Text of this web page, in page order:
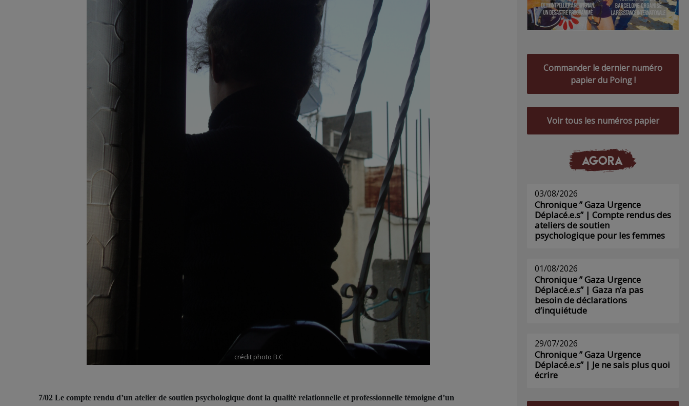
crédit photo B.C
7/02 Le compte rendu d’un atelier de soutien psychologique dont la qualité relationnelle et professionnelle témoigne d’un
Commander le dernier numéro
papier du Poing !
Voir tous les numéros papier
AGORA
03/08/2026
Chronique ” Gaza Urgence
Déplacé.e.s” | Compte rendus des
ateliers de soutien
psychologique pour les femmes
01/08/2026
Chronique ” Gaza Urgence
Déplacé.e.s” | Gaza n’a pas
besoin de déclarations
d’inquiétude
29/07/2026
Chronique ” Gaza Urgence
Déplacé.e.s” | Je ne sais plus quoi
écrire